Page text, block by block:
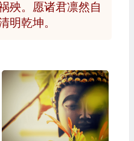
殃。愿诸君凛然自
明乾坤。